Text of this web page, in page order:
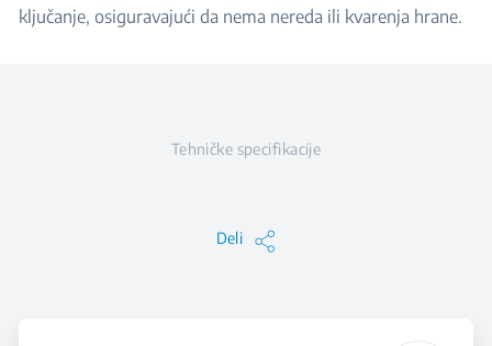
ključanje, osiguravajući da nema nereda ili kvarenja hrane.
Tehničke specifikacije
Deli